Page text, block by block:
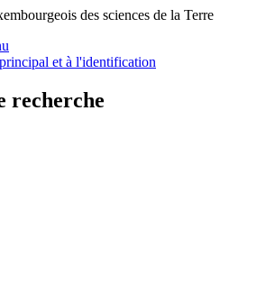
des sciences de la Terre
et à l'identification
recherche